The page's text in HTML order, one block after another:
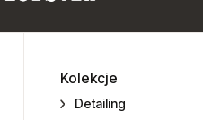
Kolekcje
Detailing